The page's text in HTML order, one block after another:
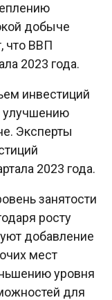
добыче
что ВВП
2023 года.
инвестиций
улучшению
Эксперты
2023 года.
занятости
росту
добавление
мест
уровня
для